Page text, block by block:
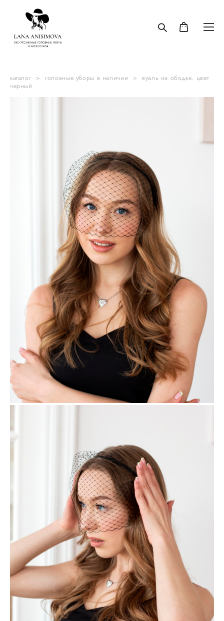
каталог > головные уборы в наличии >
вуаль на ободке. цвет
черный